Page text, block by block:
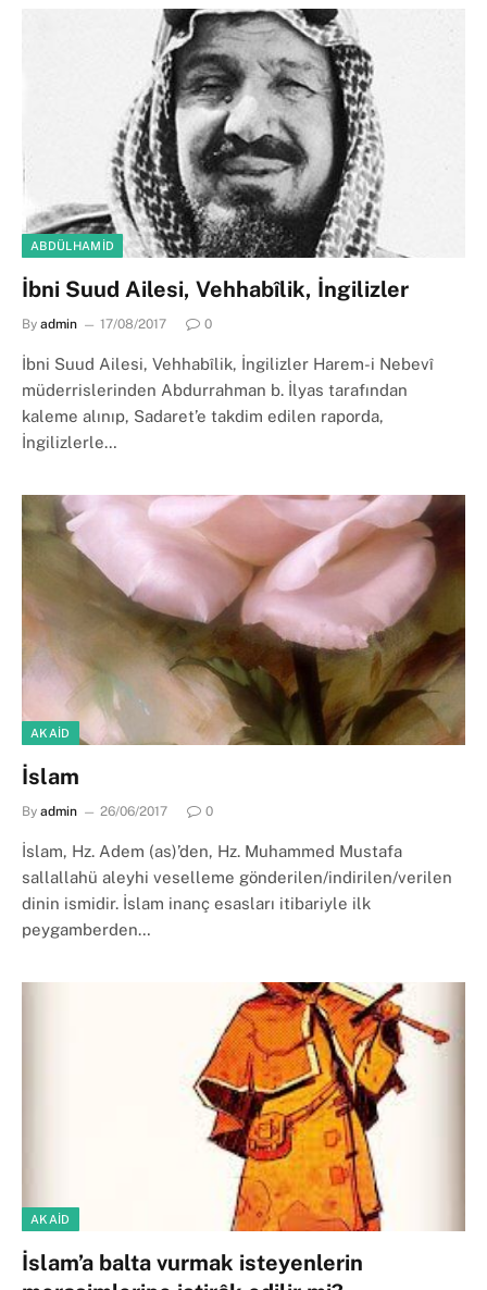
ABDÜLHAMID
İbni Suud Ailesi, Vehhabîlik, İngilizler
By admin 17/08/2017 0
İbni Suud Ailesi, Vehhabîlik, İngilizler Harem-i Nebevî
müderrislerinden Abdurrahman b. İlyas tarafından
kaleme alınıp, Sadaret’e takdim edilen raporda,
İngilizlerle…
AKAID
İslam
By admin 26/06/2017 0
İslam, Hz. Adem (as)’den, Hz. Muhammed Mustafa
sallallahü aleyhi veselleme gönderilen/indirilen/verilen
dinin ismidir. İslam inanç esasları itibariyle ilk
peygamberden…
AKAID
İslam’a balta vurmak isteyenlerin